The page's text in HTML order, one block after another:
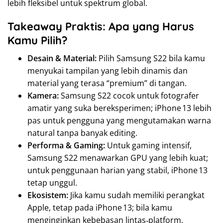
lebih fleksibel untuk spektrum global.
Takeaway Praktis: Apa yang Harus
Kamu Pilih?
Desain & Material: Pilih Samsung S22 bila kamu
menyukai tampilan yang lebih dinamis dan
material yang terasa “premium” di tangan.
Kamera:Samsung S22 cocok untuk fotografer
amatir yang suka bereksperimen; iPhone 13 lebih
pas untuk pengguna yang mengutamakan warna
natural tanpa banyak editing.
Performa & Gaming: Untuk gaming intensif,
Samsung S22 menawarkan GPU yang lebih kuat;
untuk penggunaan harian yang stabil, iPhone 13
tetap unggul.
Ekosistem: Jika kamu sudah memiliki perangkat
Apple, tetap pada iPhone 13; bila kamu
menginginkan kebebasan lintas‑platform,